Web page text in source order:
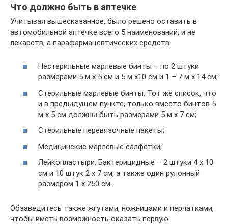
Что должно быть в аптечке
Учитывая вышесказанное, было решено оставить в
автомобильной аптечке всего 5 наименований, и не
лекарств, а парафармацевтических средств:
Нестерильные марлевые бинты – по 2 штуки
размерами 5 м х 5 см и 5 м х10 см и 1 – 7 м х 14 см;
Стерильные марлевые бинты. Тот же список, что
и в предыдущем пункте, только вместо бинтов 5
м х 5 см должны быть размерами 5 м х 7 см;
Стерильные перевязочные пакеты;
Медицинские марлевые салфетки;
Лейкопластыри. Бактерицидные – 2 штуки 4 х 10
см и 10 штук 2 х 7 см, а также один рулонный
размером 1 х 250 см.
Обзаведитесь также жгутами, ножницами и перчатками,
чтобы иметь возможность оказать первую